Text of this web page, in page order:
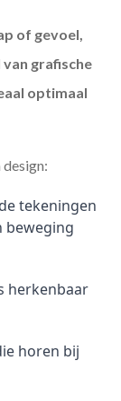
of gevoel,
grafische
optimaal
tekeningen
beweging
herkenbaar
horen bij